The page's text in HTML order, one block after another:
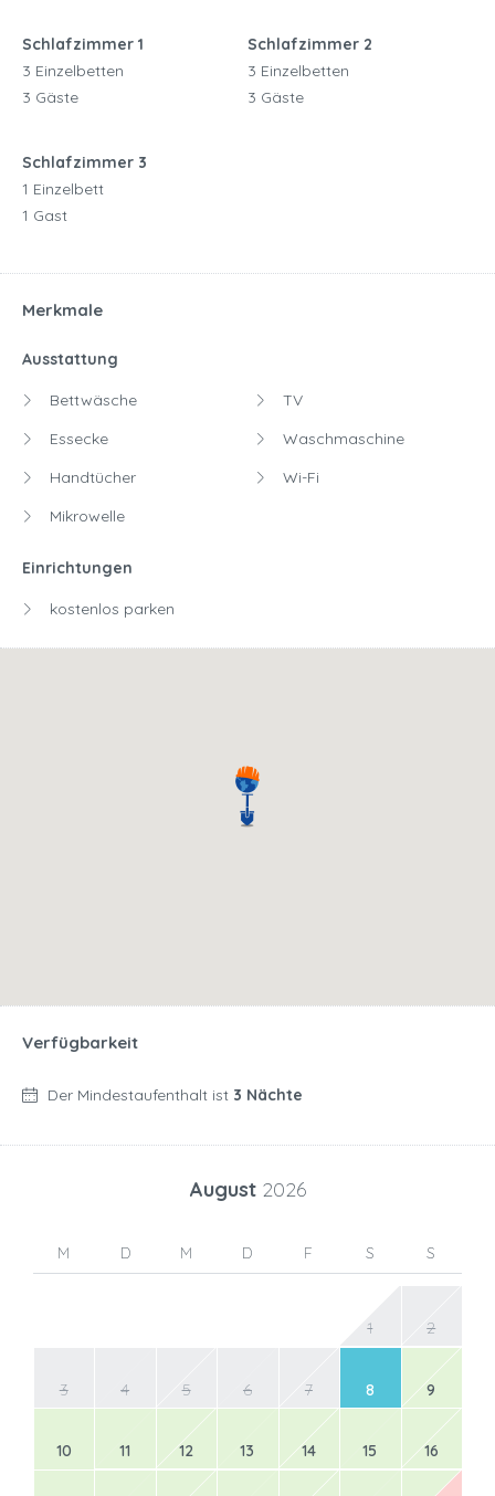
Schlafzimmer 1
3 Einzelbetten
3 Gäste
Schlafzimmer 2
3 Einzelbetten
3 Gäste
Schlafzimmer 3
1 Einzelbett
1 Gast
Merkmale
Ausstattung
Bettwäsche
Essecke
Handtücher
Mikrowelle
TV
Waschmaschine
Wi-Fi
Einrichtungen
kostenlos parken
Verfügbarkeit
Der Mindestaufenthalt ist 3 Nächte
August 2026
M D M D F S S
1 2
3 4 5 6 7 8 9
10 11 12 13 14 15 16